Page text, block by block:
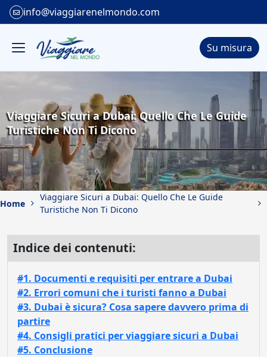
info@viaggiarenelmondo.com
Su misura
Viaggiare Sicuri a Dubai: Quello Che Le Guide
Turistiche Non Ti Dicono
Home
Viaggiare Sicuri a Dubai: Quello Che Le Guide
Turistiche Non Ti Dicono
Indice dei contenuti:
#1. Documenti e requisiti per entrare a Dubai
#2. Errori comuni che i turisti fanno a Dubai
#3. Dubai è sicura? Cosa sapere davvero prima di
partire
#4. Consigli pratici per viaggiare sicuri a Dubai
#5. Conclusione